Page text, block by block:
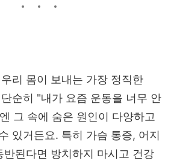
리 몸이 보내는 가장 정직한
순히 "내가 요즘 운동을 너무 안
그 속에 숨은 원인이 다양하고
있거든요. 특히 가슴 통증, 어지
반된다면 방치하지 마시고 건강